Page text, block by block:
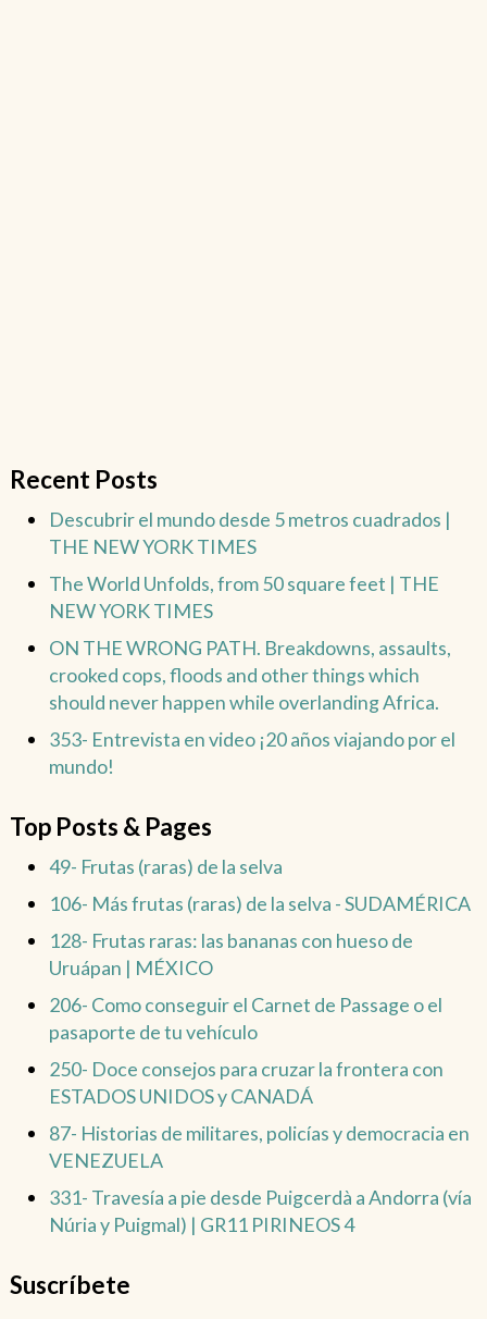
Recent Posts
Descubrir el mundo desde 5 metros cuadrados |
THE NEW YORK TIMES
The World Unfolds, from 50 square feet | THE
NEW YORK TIMES
ON THE WRONG PATH. Breakdowns, assaults,
crooked cops, floods and other things which
should never happen while overlanding Africa.
353- Entrevista en video ¡20 años viajando por el
mundo!
Top Posts & Pages
49- Frutas (raras) de la selva
106- Más frutas (raras) de la selva - SUDAMÉRICA
128- Frutas raras: las bananas con hueso de
Uruápan | MÉXICO
206- Como conseguir el Carnet de Passage o el
pasaporte de tu vehículo
250- Doce consejos para cruzar la frontera con
ESTADOS UNIDOS y CANADÁ
87- Historias de militares, policías y democracia en
VENEZUELA
331- Travesía a pie desde Puigcerdà a Andorra (vía
Núria y Puigmal) | GR11 PIRINEOS 4
Suscríbete